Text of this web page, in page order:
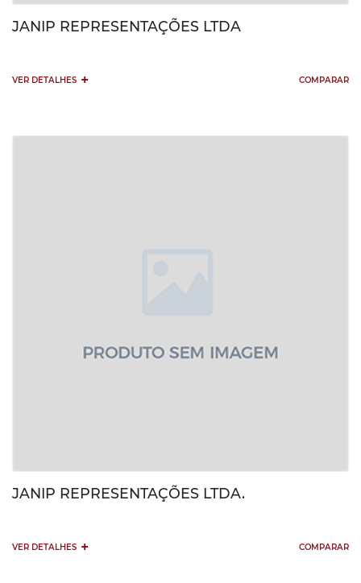
JANIP REPRESENTAÇÕES LTDA
VER DETALHES + COMPARAR
JANIP REPRESENTAÇÕES LTDA.
VER DETALHES + COMPARAR